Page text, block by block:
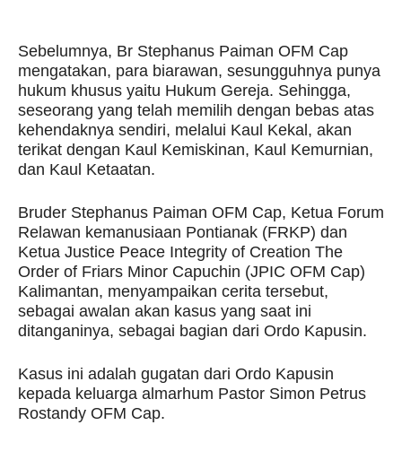
Sebelumnya, Br Stephanus Paiman OFM Cap
mengatakan, para biarawan, sesungguhnya punya
hukum khusus yaitu Hukum Gereja. Sehingga,
seseorang yang telah memilih dengan bebas atas
kehendaknya sendiri, melalui Kaul Kekal, akan
terikat dengan Kaul Kemiskinan, Kaul Kemurnian,
dan Kaul Ketaatan.
Bruder Stephanus Paiman OFM Cap, Ketua Forum
Relawan kemanusiaan Pontianak (FRKP) dan
Ketua Justice Peace Integrity of Creation The
Order of Friars Minor Capuchin (JPIC OFM Cap)
Kalimantan, menyampaikan cerita tersebut,
sebagai awalan akan kasus yang saat ini
ditanganinya, sebagai bagian dari Ordo Kapusin.
Kasus ini adalah gugatan dari Ordo Kapusin
kepada keluarga almarhum Pastor Simon Petrus
Rostandy OFM Cap.